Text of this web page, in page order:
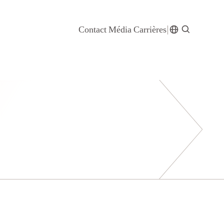
Contact Média Carrières